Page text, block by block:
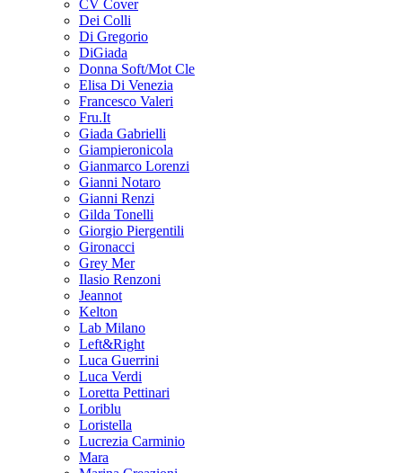
CV Cover
Dei Colli
Di Gregorio
DiGiada
Donna Soft/Mot Cle
Elisa Di Venezia
Francesco Valeri
Fru.It
Giada Gabrielli
Giampieronicola
Gianmarco Lorenzi
Gianni Notaro
Gianni Renzi
Gilda Tonelli
Giorgio Piergentili
Gironacci
Grey Mer
Ilasio Renzoni
Jeannot
Kelton
Lab Milano
Left&Right
Luca Guerrini
Luca Verdi
Loretta Pettinari
Loriblu
Loristella
Lucrezia Carminio
Mara